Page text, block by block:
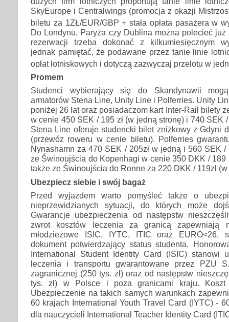
SkyEurope i Centralwings (promocja z okazji
biletu za 1ZŁ/EUR/GBP + stała opłata pasażera w
Do Londynu, Paryża czy Dublina można polecieć już
rezerwacji trzeba dokonać z kilkumiesięcznym
jednak pamiętać, że podawane przez tanie linie
opłat lotniskowych i dotyczą zazwyczaj przelotu w
Promem
Studenci wybierający się do Skandynawii
armatorów Stena Line, Unity Line i Polferries. Unity
poniżej 26 lat oraz posiadaczom kart Inter-Rail bilety
w cenie 450 SEK / 195 zł (w jedną stronę) i 740 SEK
Stena Line oferuje studencki bilet zniżkowy z Gdyni
(przewóz roweru w cenie biletu). Polferries
Nynashamn za 470 SEK / 205zł w jedną i 560 SEK /
ze Świnoujścia do Kopenhagi w cenie 350 DKK / 189
także ze Świnoujścia do Ronne za 220 DKK / 119zł
Ubezpiecz siebie i swój bagaż
Przed wyjazdem warto pomyśleć także o
nieprzewidzianych sytuacji, do których może
Gwarancje ubezpieczenia od następstw
zwrot kosztów leczenia za granicą zapewniają
młodzieżowe ISIC, IYTC, ITIC oraz EURO<26,
dokument potwierdzający status studenta.
International Student Identity Card (ISIC) stanowi
leczenia i transportu gwarantowane przez PZU
zagranicznej (250 tys. zł) oraz od następstw
tys. zł) w Polsce i poza granicami kraju.
Ubezpieczenie na takich samych warunkach
60 krajach International Youth Travel Card (IYTC) -
dla nauczycieli International Teacher Identity Card